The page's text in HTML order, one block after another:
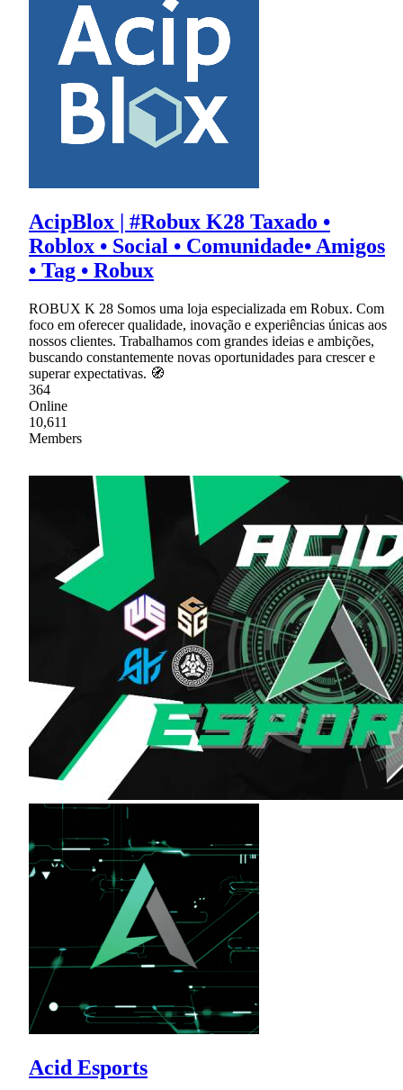
AcipBlox | #Robux K28 Taxado •
Roblox • Social • Comunidade• Amigos
• Tag • Robux
ROBUX K 28 Somos uma loja especializada em Robux. Com
foco em oferecer qualidade, inovação e experiências únicas aos
nossos clientes. Trabalhamos com grandes ideias e ambições,
buscando constantemente novas oportunidades para crescer e
superar expectativas. 🧭
364
Online
10,611
Members
Acid Esports